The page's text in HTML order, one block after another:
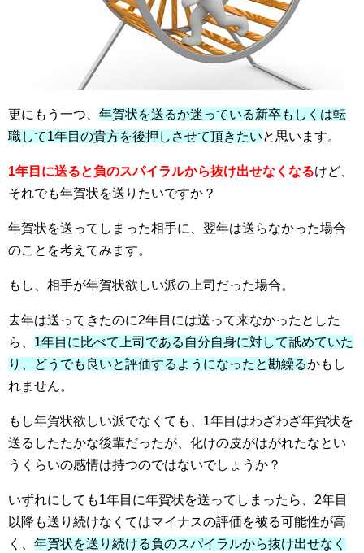
更にもう一つ、 年賀状を送るか迷っている新卒もしくは転
職して1年目の貴方を後押しさせて頂きたいと思います。
1年目に送ると負のスパイラルから抜け出せなくなるけど、
それでも年賀状を送りたいですか？
年賀状を送ってしまった相手に、翌年は送らなかった場合
のことを考えてみます。
もし、相手が年賀状欲しい派の上司だった場合。
去年は送ってきたのに2年目には送って来なかったとした
ら、 1年目に比べて上司である自分自身に対して舐めていた
り、どうでも良いと評価するようになったと勘繰るかもし
れません。
もし年賀状欲しい派でなくても、1年目はわざわざ年賀状を
送るしたたかな後輩だったが、化けの皮がはがれたなとい
うくらいの感情は持つのではないでしょうか？
いずれにしても1年目に年賀状を送ってしまったら、2年目
以降も送り続けなくてはマイナスの評価を被る可能性が高
く、 年賀状を送り続ける負のスパイラルから抜け出せなく